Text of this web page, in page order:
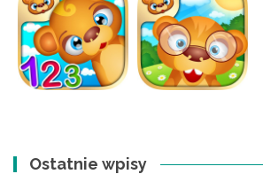
Ostatnie wpisy